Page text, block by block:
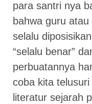
para santri nya
bahwa guru atau
selalu
“selalu benar”
perbuatannya
coba kita telusuri
literatur sejarah